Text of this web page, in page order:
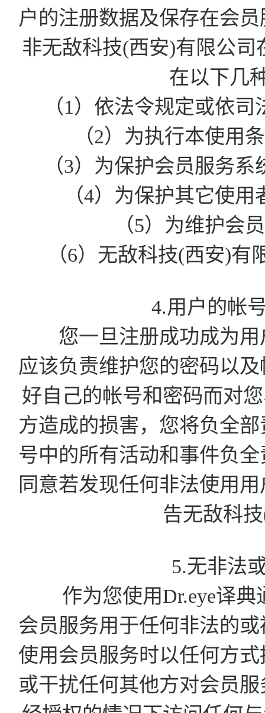
户的注册数据及保存在会
非无敌科技(西安)有限公
在以下几
（1）依法令规定或依
（2）为执行本使用
（3）为保护会员服务
（4）为保护其它使
（5）为维护会
（6）无敌科技(西安)
4.用户的帐
您一旦注册成功成为用
应该负责维护您的密码以
好自己的帐号和密码而对
方造成的损害，您将负全
号中的所有活动和事件负
同意若发现任何非法使用
告无敌科
5.无非法
作为您使用Dr.eye译典
会员服务用于任何非法的
使用会员服务时以任何方
或干扰任何其他方对会员